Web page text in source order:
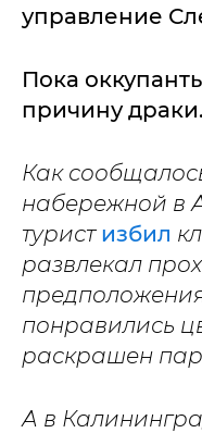
управление
Пока
причину драки.
Как
набережной в
турист избил
развлекал
понравились
раскрашен
А в